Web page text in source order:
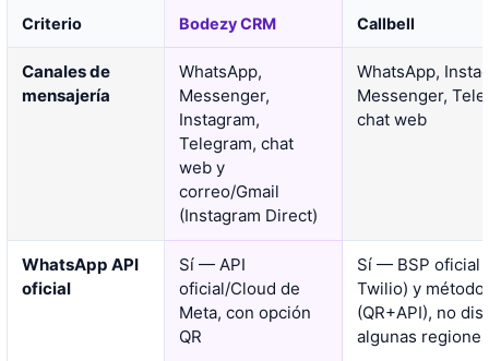
Criterio Bodezy CRM Callbell
Canales de
mensajería
WhatsApp,
Messenger,
Instagram,
Telegram, chat
web y
correo/Gmail
(Instagram Direct)
WhatsApp,
Messenger,
chat web
WhatsApp API
oficial
Sí — API
oficial/Cloud de
Meta, con opción
QR
Sí — BSP oficial
Twilio) y
(QR+API), no
algunas regiones